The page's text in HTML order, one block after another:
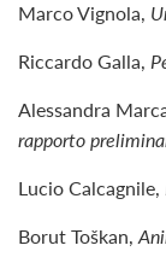
Marco Vignola,
Riccardo Galla,
Alessandra
rapporto
Lucio Calcagnile,
Borut Toškan,